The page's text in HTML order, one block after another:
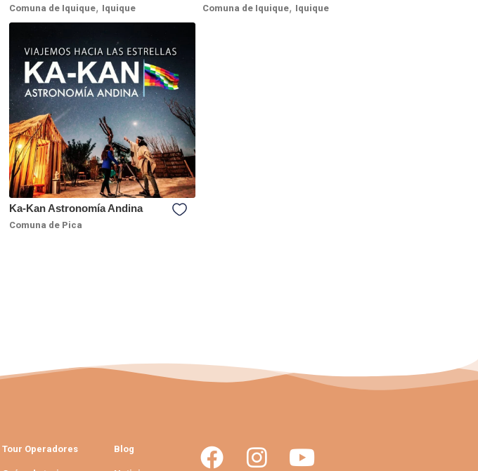
Comuna de Iquique, Iquique Comuna de Iquique, Iquique
Ka-Kan Astronomía Andina
Comuna de Pica
Tour Operadores Blog